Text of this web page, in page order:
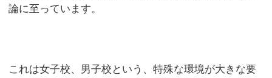
論に至っています。
これは女子校、男子校という、特殊な環境が大きな要